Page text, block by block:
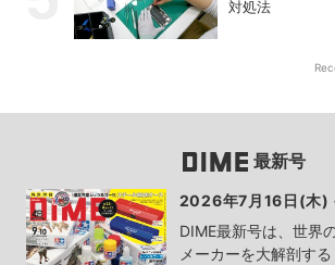
対処法
最新号
2026年7月16日(木)
DIME最新号は、世界
メーカーを大解剖す